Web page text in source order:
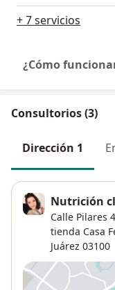
+ 7 servicios
¿Cómo
Consultorios (3)
Dirección 1
Nutrición
Calle Pilares
tienda Casa
Juárez 03100